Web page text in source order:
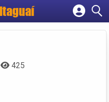
Itaguaí
empresa
425